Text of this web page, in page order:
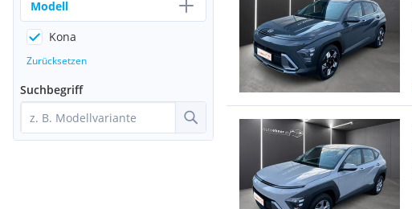
Modell
Kona
Zurücksetzen
Suchbegriff